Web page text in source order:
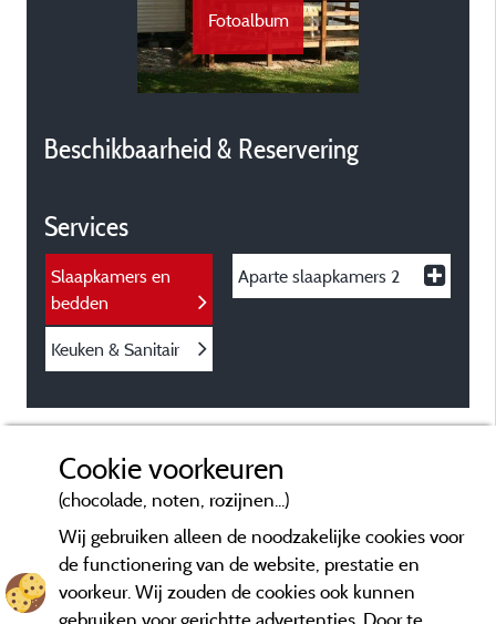
Fotoalbum
Beschikbaarheid & Reservering
Services
Slaapkamers en
bedden
Keuken & Sanitair
Aparte slaapkamers2
Cookie voorkeuren
(chocolade, noten, rozijnen...)
Wij gebruiken alleen de noodzakelijke cookies voor
de functionering van de website, prestatie en
voorkeur. Wij zouden de cookies ook kunnen
gebruiken voor gerichtte advertenties. Door te